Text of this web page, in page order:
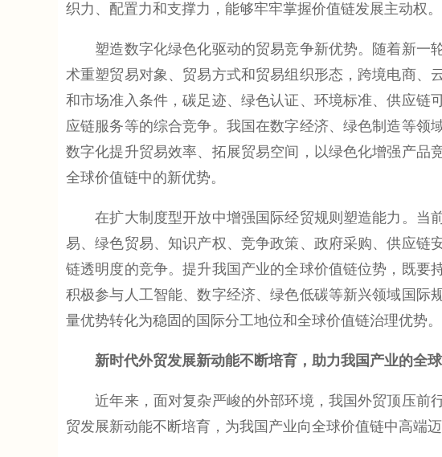
织力、配置力和支撑力，能够牢牢掌握价值链发展主动权。
塑造数字化绿色化驱动的贸易竞争新优势。随着新一
术重塑贸易对象、贸易方式和贸易组织形态，跨境电商、
和市场准入条件，碳足迹、绿色认证、环境标准、供应
应链服务等的综合竞争。我国在数字经济、绿色制造等
数字化提升贸易效率、拓展贸易空间，以绿色化增强产品
全球价值链中的新优势。
在扩大制度型开放中增强国际经贸规则塑造能力。当
易、绿色贸易、知识产权、竞争政策、政府采购、供应链
链透明度的竞争。提升我国产业的全球价值链位势，既要
积极参与人工智能、数字经济、绿色低碳等新兴领域国际
量优势转化为稳固的国际分工地位和全球价值链治理优势。
新时代外贸发展新动能不断培育，助力我国产业的全
近年来，面对复杂严峻的外部环境，我国外贸顶压前
贸发展新动能不断培育，为我国产业向全球价值链中高端迈